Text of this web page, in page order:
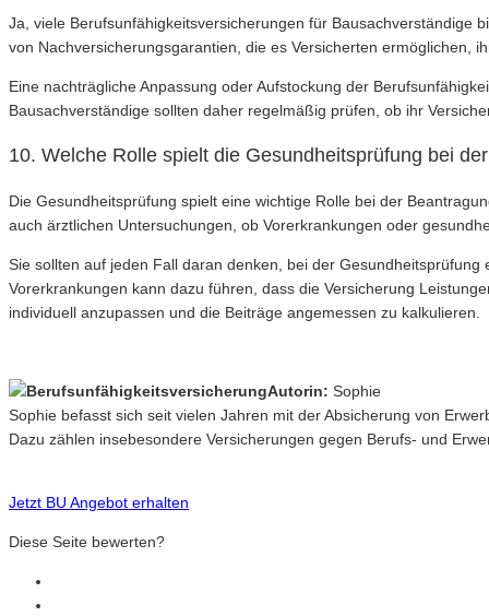
Ja, viele Berufsunfähigkeitsversicherungen für Bausachverständige
von Nachversicherungsgarantien, die es Versicherten ermöglichen,
Eine nachträgliche Anpassung oder Aufstockung der
Bausachverständige sollten daher regelmäßig prüfen, ob ihr
10. Welche Rolle spielt die Gesundheitsprüfung bei
Die Gesundheitsprüfung spielt eine wichtige Rolle bei der
auch ärztlichen Untersuchungen, ob Vorerkrankungen oder
Sie sollten auf jeden Fall daran denken, bei der
Vorerkrankungen kann dazu führen, dass die Versicherung
individuell anzupassen und die Beiträge angemessen zu kalkulieren.
Autorin: Sophie
Sophie befasst sich seit vielen Jahren mit der Absicherung von
Dazu zählen insebesondere Versicherungen gegen Berufs- und
Jetzt BU Angebot erhalten
Diese Seite bewerten?